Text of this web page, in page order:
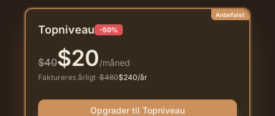
Anbefalet
Topniveau -50%
$40$20/måned
Faktureres årligt ·$480$240/år
Opgrader til Topniveau